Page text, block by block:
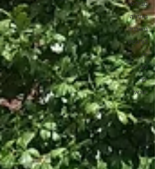
טביליסי
גאורגיה
גיאורגיה
בודפשט
יפן
עכו
יפן
ישראל